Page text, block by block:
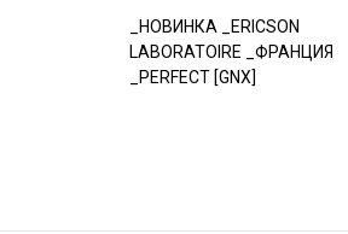
_НОВИНКА _ERICSON
LABORATOIRE _ФРАНЦИЯ
_PERFECT [GNX]